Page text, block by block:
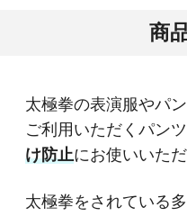
商
太極拳の表演服やパ
ご利用いただくパン
け防止にお使いいただ
太極拳をされている